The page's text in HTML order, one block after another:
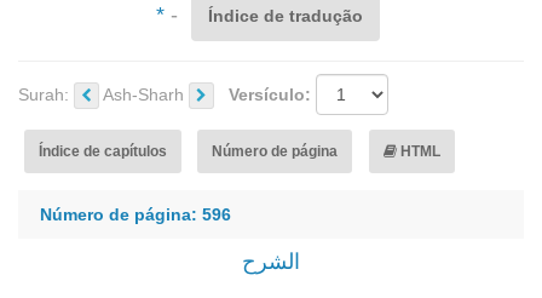
*- Índice de tradução
Surah: Ash-Sharh Versículo:
Índice de capítulos Número de página HTML
Número de página: 596
الشرح